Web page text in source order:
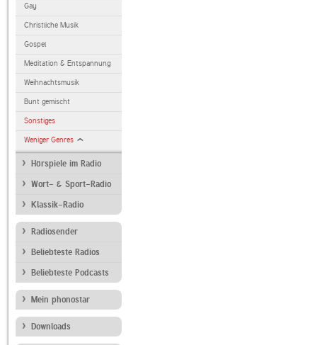
Gay
Christliche Musik
Gospel
Meditation & Entspannung
Weihnachtsmusik
Bunt gemischt
Sonstiges
Weniger Genres
Hörspiele im Radio
Wort- & Sport-Radio
Klassik-Radio
Radiosender
Beliebteste Radios
Beliebteste Podcasts
Mein phonostar
Downloads